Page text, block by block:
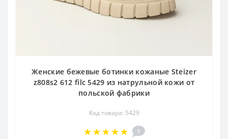
Женские бежевые ботинки кожаные Steizer
z808s2 612 filc 5429 из натрульной кожи от
польской фабрики
Код товара: 5429
1